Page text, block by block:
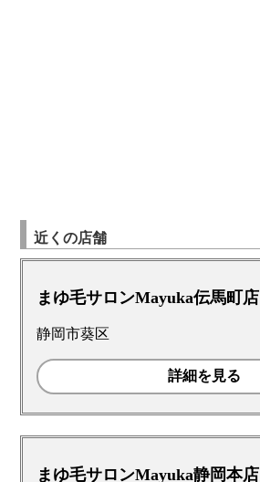
近くの店舗
まゆ毛サロンMayuka伝馬町店
静岡市葵区
詳細を見る
まゆ毛サロンMayuka静岡本店